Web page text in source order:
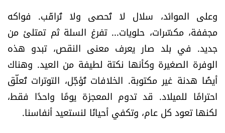
وعلى الموائد، سلال لا تُحصى ولا تُراقَب. فواكه
مجففة، مكسّرات، حلويات... تفرغ السلة ثم تمتلئ من
جديد. في بلد صار يعرف معنى النقص، تبدو هذه
الوفرة الصغيرة وكأنها نكتة لطيفة من العيد. وهناك
أيضًا هدنة غير مكتوبة. الخلافات تُؤجَّل، التوترات تُعلّق
احترامًا للميلاد. قد تدوم المعجزة يومًا واحدًا فقط،
لكنها تعود كل عام، وتكفي أحيانًا لنستعيد أنفاسنا.